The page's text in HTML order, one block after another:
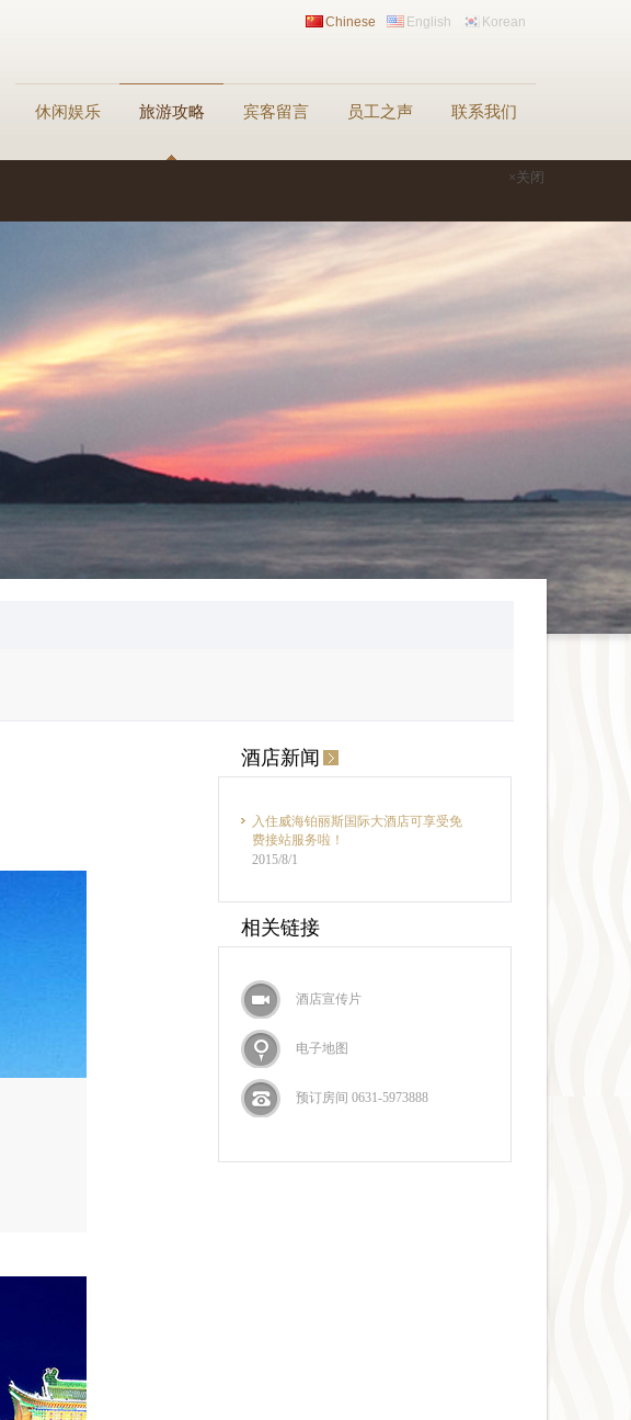
休闲娱乐 旅游攻略 宾客留言 员工之声 联系我们
Chinese English Korean
酒店新闻
入住威海铂丽斯国际大酒店可享受免
费接站服务啦！
2015/8/1
相关链接
酒店宣传片
电子地图
预订房间 0631-5973888
×关闭